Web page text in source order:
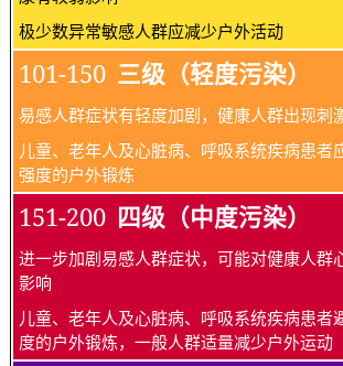
极少数异常敏感人群应减少户外活动
101-150 三级（轻度污染）
易感人群症状有轻度加剧，健康人群出现刺
儿童、老年人及心脏病、呼吸系统疾病患者
强度的户外锻炼
151-200 四级（中度污染）
进一步加剧易感人群症状，可能对健康人群
影响
儿童、老年人及心脏病、呼吸系统疾病患者
度的户外锻炼，一般人群适量减少户外运动